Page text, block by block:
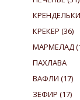
КРЕНДЕЛЬКИ
КРЕКЕР (36)
МАРМЕЛАД
ПАХЛАВА
ВАФЛИ (17)
ЗЕФИР (17)